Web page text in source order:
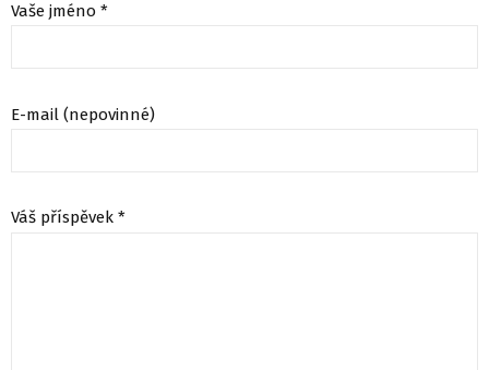
Vaše jméno *
E-mail (nepovinné)
Váš příspěvek *